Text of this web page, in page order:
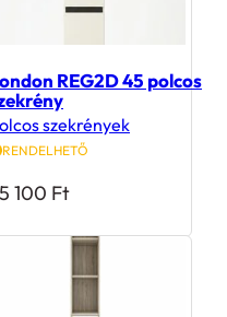
REG2D 45 polcos
szekrények
RENDELHETŐ
100 Ft